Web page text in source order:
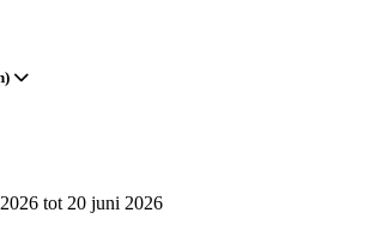
tot 20 juni 2026